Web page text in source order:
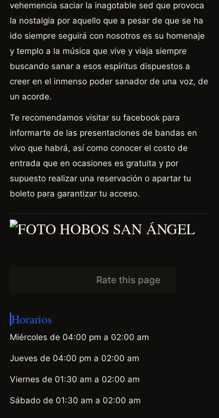
vehemencia saciar la inagotable sed que provoca
la nostalgia por aquello que a pesar de que se ha
ido siempre seguirá con nosotros es su homenaje
y templo a la música que vive y viaja siempre
buscando sanar a esos espíritus dispuestos a
creer en el inmenso poder sanador de una voz, de
un acorde.
Te recomendamos visitar su facebook para
informarte de las presentaciones de bandas en
vivo que habrá, así como conocer el costo de
entrada que en ocasiones es gratuita y por
supuesto realizar una reservación o apartar tu
boleto para garantizar tu acceso.
Rate this page
Horarios
Miércoles de 04:00 pm a 02:00 am
Jueves de 04:00 pm a 02:00 am
Viernes de 01:30 am a 02:00 am
Sábado de 01:30 am a 02:00 am